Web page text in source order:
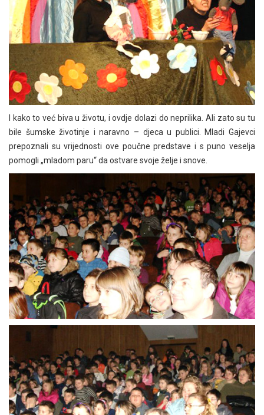
I kako to već biva u životu, i ovdje dolazi do neprilika. Ali zato su tu
bile šumske životinje i naravno – djeca u publici. Mladi Gajevci
prepoznali su vrijednosti ove poučne predstave i s puno veselja
pomogli „mladom paru“ da ostvare svoje želje i snove.